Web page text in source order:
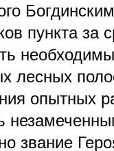
пункта за
лесных
опытных
звание